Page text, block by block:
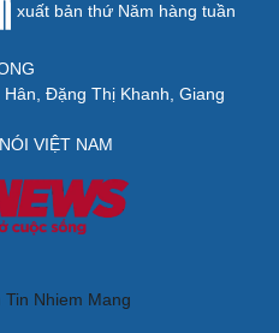
xuất bản thứ Năm hàng tuần
Đặng Thị Khanh, Giang
VIỆT NAM